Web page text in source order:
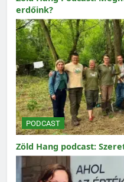
erdőink?
PODCAST
Zöld Hang podcast: